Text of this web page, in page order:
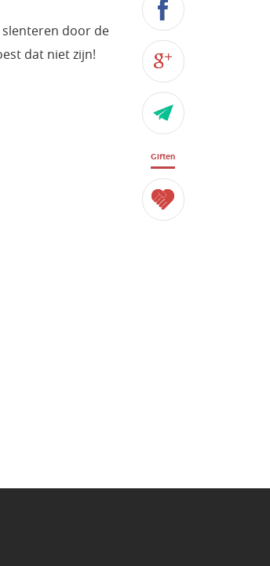
slenteren door de
dat niet zijn!
Giften